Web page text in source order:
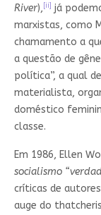
River),[ii] já
marxistas, como
chamamento a
a questão de
política”, a qual
materialista,
doméstico
classe.
Em 1986, Ellen
socialismo
críticas de
auge do